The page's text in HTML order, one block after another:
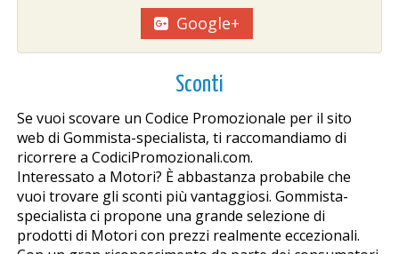
Google+
Sconti
Se vuoi scovare un Codice Promozionale per il sito
web di Gommista-specialista, ti raccomandiamo di
ricorrere a CodiciPromozionali.com.
Interessato a Motori? È abbastanza probabile che
vuoi trovare gli sconti più vantaggiosi. Gommista-
specialista ci propone una grande selezione di
prodotti di Motori con prezzi realmente eccezionali.